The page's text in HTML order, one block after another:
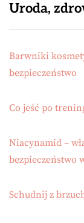
Uroda,
Barwniki
bezpieczeństwo
Co jeść po
Niacynamid –
bezpieczeństwo
Schudnij z